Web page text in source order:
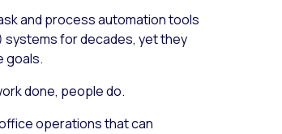
and process automation tools
systems for decades, yet they
goals.
done, people do.
operations that can